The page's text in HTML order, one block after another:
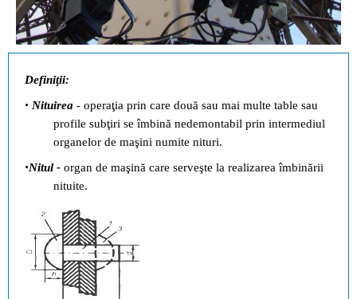
Definiţii:
• Nituirea - operaţia prin care două sau mai multe table sau
profile subţiri se îmbină nedemontabil prin intermediul
organelor de maşini numite nituri.
•Nitul -organ de maşină care serveşte la realizarea îmbinării
nituite.